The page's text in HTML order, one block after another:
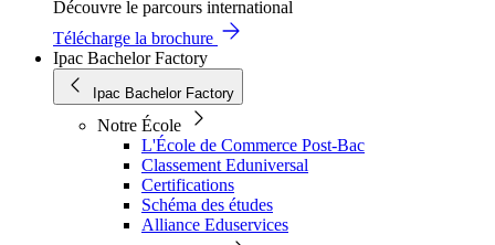
Découvre le parcours international
Télécharge la brochure
Ipac Bachelor Factory
Ipac Bachelor Factory
Notre École
L'École de Commerce Post-Bac
Classement Eduniversal
Certifications
Schéma des études
Alliance Eduservices